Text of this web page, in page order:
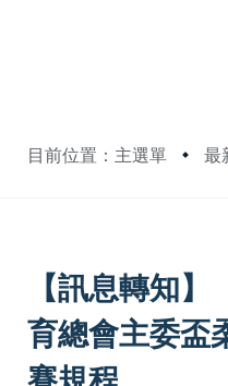
目前位置：主選單 最
【訊息轉知
育總會主委盃